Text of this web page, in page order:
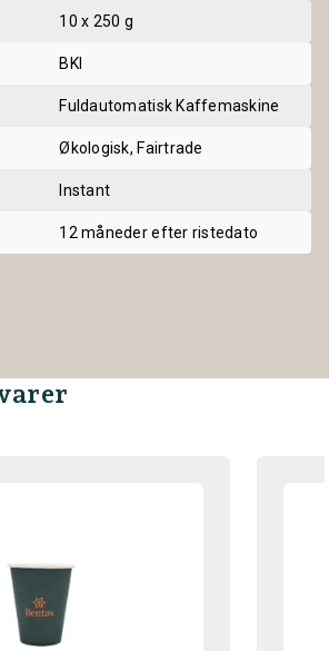
10 x 250 g
BKI
Fuldautomatisk Kaffemaskine
Økologisk, Fairtrade
Instant
12 måneder efter ristedato